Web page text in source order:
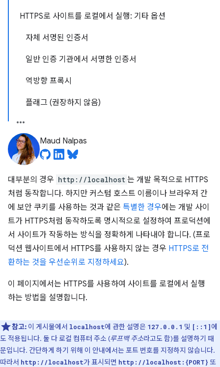
HTTPS로 사이트를 로컬에서 실행: 기타 옵션
자체 서명된 인증서
일반 인증 기관에서 서명한 인증서
역방향 프록시
플래그 (권장하지 않음)
Maud Nalpas
대부분의 경우 http://localhost 는 개발 목적으로 HTTPS
처럼 동작합니다. 하지만 커스텀 호스트 이름이나 브라우저 간
에 보안 쿠키를 사용하는 것과 같은 특별한 경우에는 개발 사이
트가 HTTPS처럼 동작하도록 명시적으로 설정하여 프로덕션에
서 사이트가 작동하는 방식을 정확하게 나타내야 합니다. (프로
덕션 웹사이트에서 HTTPS를 사용하지 않는 경우 HTTPS로 전
환하는 것을 우선순위로 지정하세요).
이 페이지에서는 HTTPS를 사용하여 사이트를 로컬에서 실행
하는 방법을 설명합니다.
참고: 이 게시물에서 localhost에 관한 설명은 127.0.0.1 및 [::1]에
도 적용됩니다. 둘 다 로컬 컴퓨터 주소 (루프백 주소라고도 함)를 설명하기 때
문입니다. 간단하게 하기 위해 이 안내에서는 포트 번호를 지정하지 않습니다.
따라서 http://localhost가 표시되면 http://localhost:{PORT} 또